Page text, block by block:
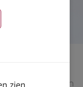
Een